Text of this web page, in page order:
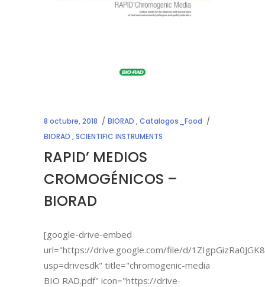
8 octubre, 2018 BIORAD ,Catalogos_Food
BIORAD ,SCIENTIFIC INSTRUMENTS
RAPID’ MEDIOS
CROMOGÉNICOS –
BIORAD
[google-drive-embed
url="https://drive.google.com/file/d/
usp=drivesdk" title="chromogenic-media
BIO RAD.pdf" icon="https://drive-